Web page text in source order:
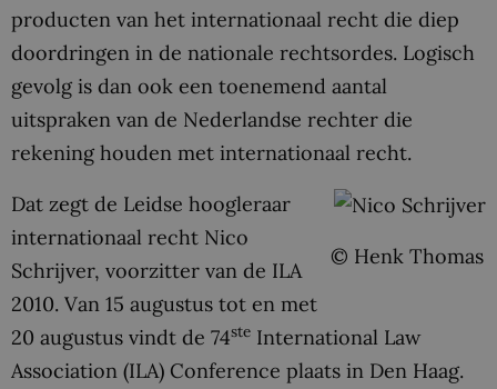
producten van het internationaal recht die diep
doordringen in de nationale rechtsordes. Logisch
gevolg is dan ook een toenemend aantal
uitspraken van de Nederlandse rechter die
rekening houden met internationaal recht.
© Henk Thomas
Dat zegt de Leidse hoogleraar
internationaal recht Nico
Schrijver, voorzitter van de ILA
2010. Van 15 augustus tot en met
20 augustus vindt de 74ste International Law
Association (ILA) Conference plaats in Den Haag.